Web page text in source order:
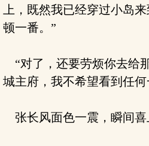
上，既然我已经穿过小岛
顿一番。”
“对了，还要劳烦你去给
城主府，我不希望看到任
张长风面色一震，瞬间喜